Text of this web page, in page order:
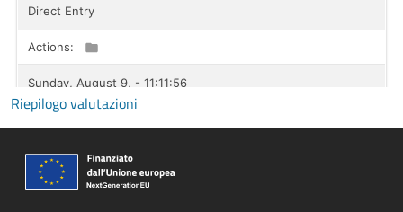
Riepilogo valutazioni